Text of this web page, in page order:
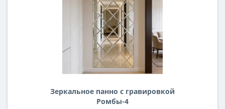
Зеркальное панно с гравировкой
Ромбы-4